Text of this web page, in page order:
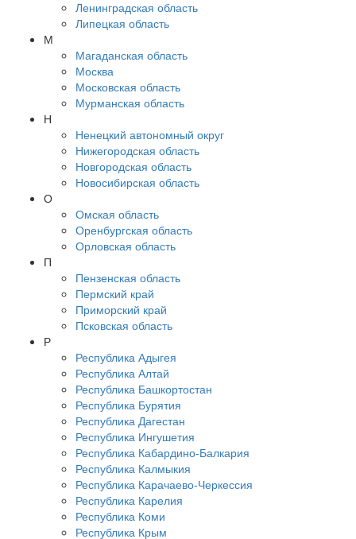
Ленинградская область
Липецкая область
М
Магаданская область
Москва
Московская область
Мурманская область
Н
Ненецкий автономный округ
Нижегородская область
Новгородская область
Новосибирская область
О
Омская область
Оренбургская область
Орловская область
П
Пензенская область
Пермский край
Приморский край
Псковская область
Р
Республика Адыгея
Республика Алтай
Республика Башкортостан
Республика Бурятия
Республика Дагестан
Республика Ингушетия
Республика Кабардино-Балкария
Республика Калмыкия
Республика Карачаево-Черкессия
Республика Карелия
Республика Коми
Республика Крым